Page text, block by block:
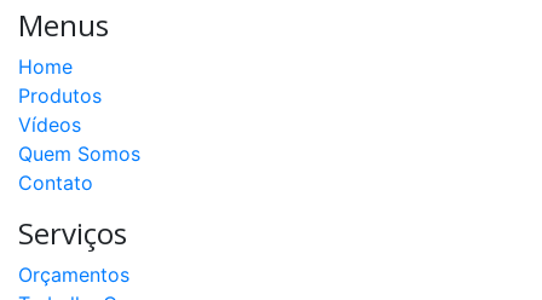
Menus
Home
Produtos
Vídeos
Quem Somos
Contato
Serviços
Orçamentos